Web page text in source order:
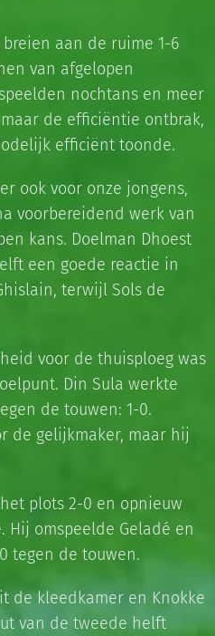
aan de ruime 1-6
van afgelopen
nochtans en meer
de efficiëntie ontbrak,
efficiënt toonde.
ook voor onze jongens,
voorbereidend werk van
kans. Doelman Dhoest
een goede reactie in
terwijl Sols de
voor de thuisploeg was
Din Sula werkte
de touwen: 1-0.
de gelijkmaker, maar hij
plots 2-0 en opnieuw
Hij omspeelde Geladé en
tegen de touwen.
de kleedkamer en Knokke
van de tweede helft